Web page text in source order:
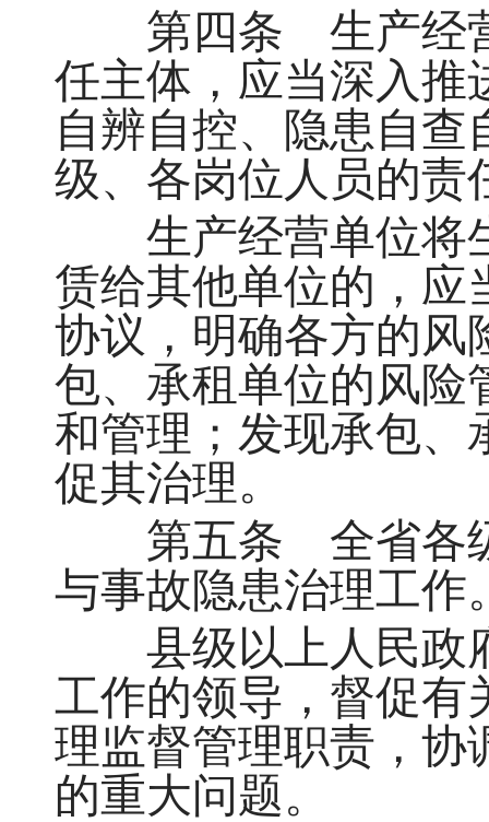
第四条 生产经营
任主体，应当深入推
自辨自控、隐患自
级、各岗位人员的责
生产经营单位将生
赁给其他单位的，应
协议，明确各方的风
包、承租单位的风险
和管理；发现承包、
促其治理。
第五条 全省各级
与事故隐患治理工作
县级以上人民政府
工作的领导，督促有
理监督管理职责，协
的重大问题。